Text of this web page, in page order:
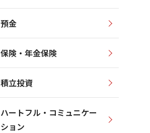
預金
保険・年金保険
積立投資
ハートフル・コミュニケー
ション